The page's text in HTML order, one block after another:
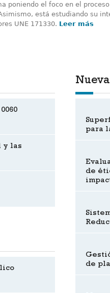
poniendo el foco en el
está estudiando su
UNE 171330. Leer más
y las
para
de
de